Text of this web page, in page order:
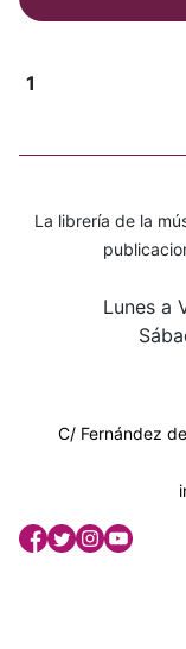
1
La librería de la
Lunes a
C/ Fernández